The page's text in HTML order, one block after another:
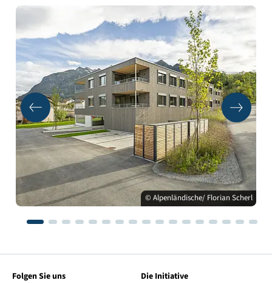
© Alpenländische/ Florian Scherl
Folgen Sie uns
Die Initiative